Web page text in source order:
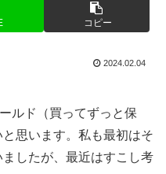
コピー
2024.02.04
ルド（買ってずっと保
思います。私も最初はそ
したが、最近はすこし考